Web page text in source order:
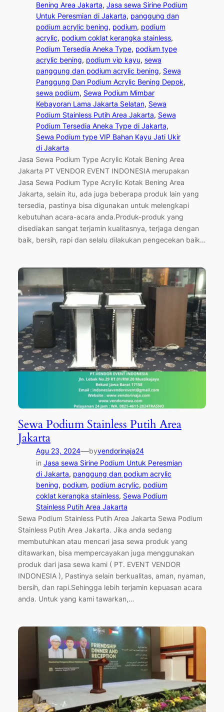
Bening Area Jakarta, Jasa sewa Sirine Podium
Untuk Peresmian di Jakarta, panggung dan
podium acrylic bening, podium, podium
acrylic, podium coklat kerangka stainless
Podium Tersedia Aneka Type, podium type
acrylic bening, podium vip kayu, sewa
panggung dan podium acrylic bening, Sewa
Panggung Dan Podium Acrylic Bening Depok
sewa podium, Sewa Podium Mimbar
Kebayoran Lama Jakarta Selatan, Sewa
Podium Stainless Putih Area Jakarta, Sewa
Podium Tersedia Aneka Type di Jakarta
Sewa Podium type VIP Bahan Kayu Jati Ukir
di Jakarta
Jasa Sewa Podium Type Acrylic Kotak Bening Area
Jakarta PT VENDOR EVENT INDONESIA merupakan
Jasa Sewa Podium Type Acrylic Kotak Bening Area
Jakarta, selain itu, ada juga beberapa produk lain yang
tersedia, pastinya bisa digunakan untuk melengkapi
kebutuhan acara-acara anda.Produk-produk yang
disediakan sangat terjamin kualitasnya, terjaga dengan
baik, bersih, rapi dan selalu dilakukan pengecekan baik…
Sewa Podium Stainless Putih Area
Jakarta
Agu 23, 2024—byvendorinaja24
in Jasa sewa Sirine Podium Untuk Peresmian
di Jakarta, panggung dan podium acrylic
bening, podium, podium acrylic, podium
coklat kerangka stainless, Sewa Podium
Stainless Putih Area Jakarta
Sewa Podium Stainless Putih Area Jakarta Sewa Podium
Stainless Putih Area Jakarta. Jika anda sedang
membutuhkan atau mencari jasa sewa produk yang
ditawarkan, bisa mempercayakan juga menggunakan
produk dari jasa sewa kami ( PT. EVENT VENDOR
INDONESIA ), Pastinya selain berkualitas, aman, nyaman,
bersih, dan rapi.Sehingga lebih terjamin kepuasan acara
anda. Untuk yang kami tawarkan,…